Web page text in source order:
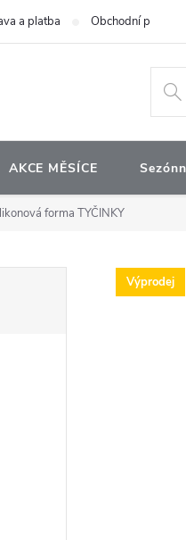
a platba Obchodní podmínky
AKCE MĚSÍCE
forma TYČINKY
Výprodej